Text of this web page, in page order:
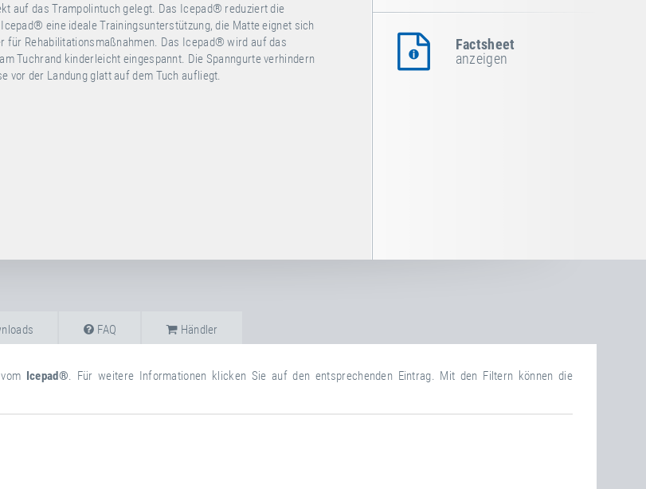
auf das Trampolintuch gelegt. Das Icepad® reduziert die
eine ideale Trainingsunterstützung, die Matte eignet sich
für Rehabilitationsmaßnahmen. Das Icepad® wird auf das
Tuchrand kinderleicht eingespannt. Die Spanngurte verhindern
vor der Landung glatt auf dem Tuch aufliegt.
Factsheet
anzeigen
Icepad®. Für weitere Informationen klicken Sie auf den entsprechenden Eintrag. Mit den Filtern können die
FAQ Händler